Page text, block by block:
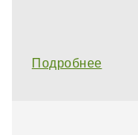
Подробнее